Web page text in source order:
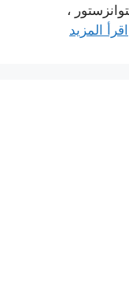
،
اقرأ المزيد